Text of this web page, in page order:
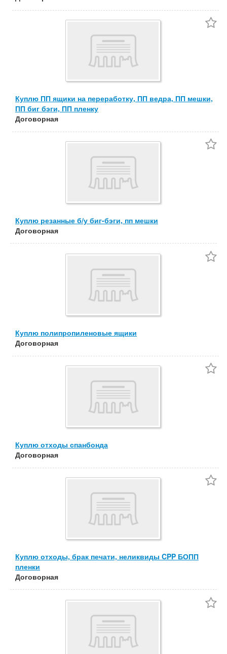
Куплю ПП ящики на переработку, ПП ведра, ПП мешки,
ПП биг бэги, ПП пленку
Договорная
Куплю резанные б/у биг-бэги, пп мешки
Договорная
Куплю полипропиленовые ящики
Договорная
Куплю отходы спанбонда
Договорная
Куплю отходы, брак печати, неликвиды CPP БОПП
пленки
Договорная